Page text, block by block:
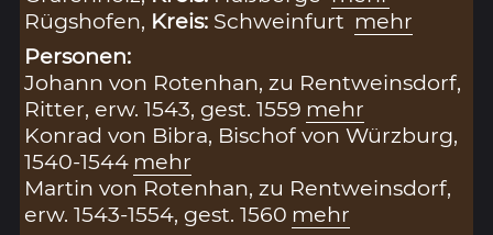
Rügshofen, Kreis: Schweinfurt mehr
Personen:
Johann von Rotenhan, zu Rentweinsdorf,
Ritter, erw. 1543, gest. 1559 mehr
Konrad von Bibra, Bischof von Würzburg,
1540-1544 mehr
Martin von Rotenhan, zu Rentweinsdorf,
erw. 1543-1554, gest. 1560 mehr